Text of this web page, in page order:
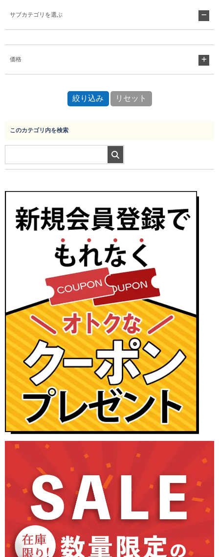
サブカテゴリを選ぶ
価格
このカテゴリ内を検索